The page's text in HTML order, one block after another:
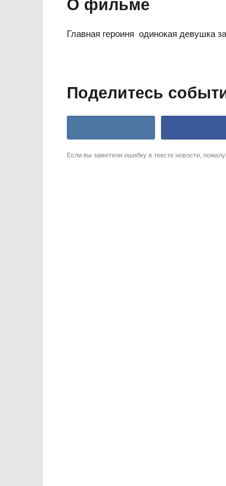
О фильме
Главная героиня  одинокая девушка
Поделитесь
Если вы заметили ошибку в тексте новости,